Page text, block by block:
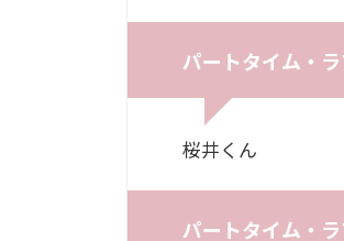
パートタイム・
桜井くん
パートタイム・